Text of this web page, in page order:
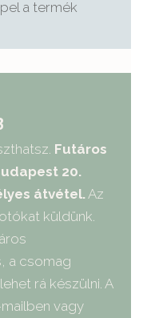
a termék
Futáros
20.
átvétel.Az
küldünk.
a csomag
rá készülni. A
vagy